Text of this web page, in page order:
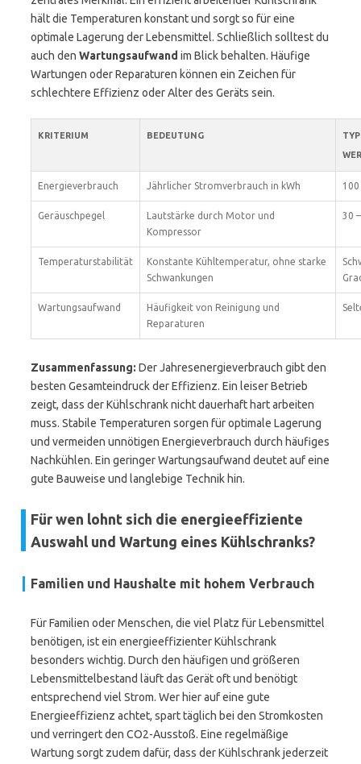
hält die Temperaturen konstant und sorgt so für eine
optimale Lagerung der Lebensmittel. Schließlich solltest du
auch den Wartungsaufwand im Blick behalten. Häufige
Wartungen oder Reparaturen können ein Zeichen für
schlechtere Effizienz oder Alter des Geräts sein.
KRITERIUM BEDEUTUNG
Energieverbrauch Jährlicher Stromverbrauch in kWh
Geräuschpegel
Lautstärke durch Motor und
Kompressor
30
Temperaturstabilität
Konstante Kühltemperatur, ohne starke
Schwankungen
Wartungsaufwand
Häufigkeit von Reinigung und
Reparaturen
Zusammenfassung: Der Jahresenergieverbrauch gibt den
besten Gesamteindruck der Effizienz. Ein leiser Betrieb
zeigt, dass der Kühlschrank nicht dauerhaft hart arbeiten
muss. Stabile Temperaturen sorgen für optimale Lagerung
und vermeiden unnötigen Energieverbrauch durch häufiges
Nachkühlen. Ein geringer Wartungsaufwand deutet auf eine
gute Bauweise und langlebige Technik hin.
Für wen lohnt sich die energieeffiziente
Auswahl und Wartung eines Kühlschranks?
Familien und Haushalte mit hohem Verbrauch
Für Familien oder Menschen, die viel Platz für Lebensmittel
benötigen, ist ein energieeffizienter Kühlschrank
besonders wichtig. Durch den häufigen und größeren
Lebensmittelbestand läuft das Gerät oft und benötigt
entsprechend viel Strom. Wer hier auf eine gute
Energieeffizienz achtet, spart täglich bei den Stromkosten
und verringert den CO2-Ausstoß. Eine regelmäßige
Wartung sorgt zudem dafür, dass der Kühlschrank jederzeit